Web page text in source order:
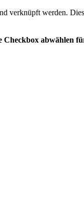
verknüpft werden.
Checkbox abwählen